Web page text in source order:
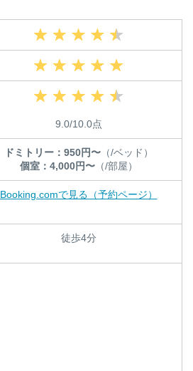
9.0/10.0点
ドミトリー：950円〜（/ベッド）
個室：4,000円〜（/部屋）
Booking.comで見る（予約ページ）
徒歩4分